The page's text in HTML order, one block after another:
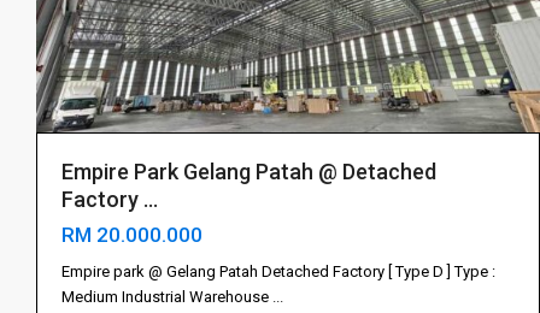
Empire Park Gelang Patah @ Detached
Factory ...
RM 20.000.000
Empire park @ Gelang Patah Detached Factory [ Type D ] Type :
Medium Industrial Warehouse ...
Gelang
Patah
振